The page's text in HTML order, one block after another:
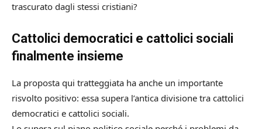
trascurato dagli stessi cristiani?
Cattolici democratici e cattolici sociali
finalmente insieme
La proposta qui tratteggiata ha anche un importante
risvolto positivo: essa supera l’antica divisione tra cattolici
democratici e cattolici sociali.